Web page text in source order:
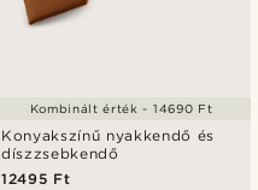
Konyakszínű nyakkendő és
díszzsebkendő
12495 Ft
Kombinált érték - 14690 Ft